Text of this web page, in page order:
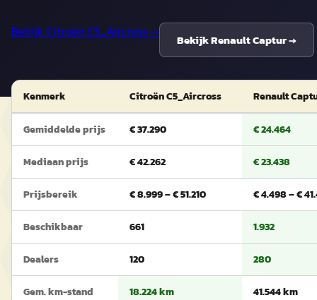
Bekijk Citroën C5_Aircross→
BekijkRenault Captur→
Kenmerk Citroën C5_Aircross Renault
Gemiddelde prijs € 37.290 € 24.464
Mediaan prijs € 42.262 € 23.438
Prijsbereik € 8.999 – € 51.210 € 4.498 – €
Beschikbaar 661 1.932
Dealers 120 280
Gem. km-stand 18.224 km 41.544 km